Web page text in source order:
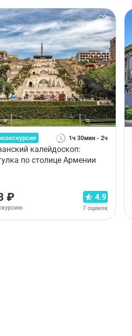
1ч 30мин - 2ч
калейдоскоп:
по столице Армении
₽ 4.9
7 оценок
тура. Пожалуйста,